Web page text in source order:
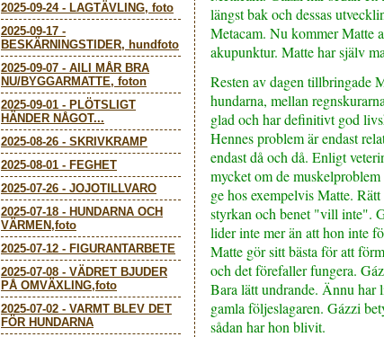
2025-09-24- LAGTÄVLING, foto
2025-09-17 -
BESKÄRNINGSTIDER, hundfoto
2025-09-07 - AILI MÅR BRA
NU/BYGGARMATTE, foton
2025-09-01 - PLÖTSLIGT
HÄNDER NÅGOT...
2025-08-26 - SKRIVKRAMP
2025-08-01 - FEGHET
2025-07-26 - JOJOTILLVARO
2025-07-18 - HUNDARNA OCH
VÄRMEN,foto
2025-07-12 - FIGURANTARBETE
2025-07-08 - VÄDRET BJUDER
PÅ OMVÄXLING,foto
2025-07-02 - VARMT BLEV DET
FÖR HUNDARNA
längst bak och dessas
Metacam. Nu kommer Matte
akupunktur. Matte har själv
Resten av dagen tillbringade
hundarna, mellan
glad och har definitivt god
Hennes problem är endast
endast då och då. Enligt
mycket om de
ge hos exempelvis Matte.
styrkan och benet "vill inte".
lider inte mer än att hon inte
Matte gör sitt bästa för att
och det förefaller fungera.
Bara lätt undrande. Ännu har
gamla följeslagaren. Gázzi
sådan har hon blivit.